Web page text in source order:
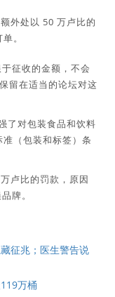
外处以 50 万卢比的
。
征收的金额，不会
留在适当的论坛对这
了对包装食品和饮料
（包装和标签）条
卢比的罚款，原因
牌。
征兆；医生警告说
万桶